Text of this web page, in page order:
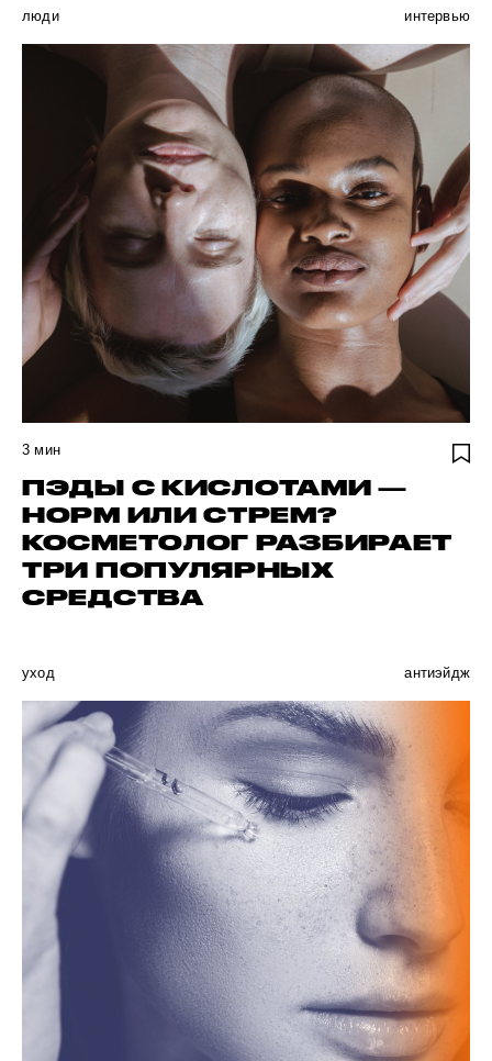
люди интервью
3 мин
ПЭДЫ С КИСЛОТАМИ —
НОРМ ИЛИ СТРЕМ?
КОСМЕТОЛОГ РАЗБИРАЕТ
ТРИ ПОПУЛЯРНЫХ
СРЕДСТВА
уход антиэйдж